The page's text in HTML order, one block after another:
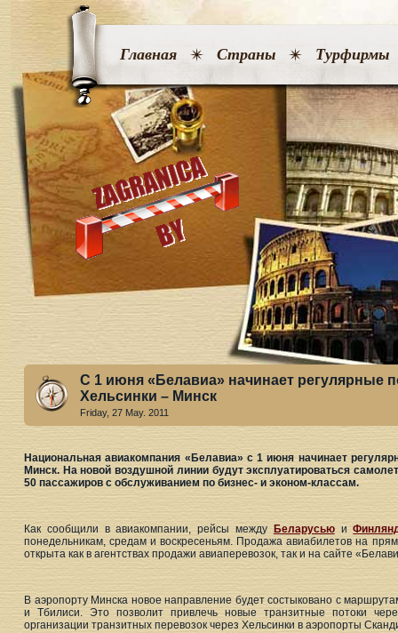
Главная Страны Турфирмы
C 1 июня «Белавиа» начинает регулярные
Хельсинки – Минск
Friday, 27 May. 2011
Национальная авиакомпания «Белавиа» с 1 июня начинает
Минск. На новой воздушной линии будут эксплуатироваться
50 пассажиров с обслуживанием по бизнес- и эконом-классам.
Как сообщили в авиакомпании, рейсы между Беларусьюи
понедельникам, средам и воскресеньям. Продажа авиабилетов на
открыта как в агентствах продажи авиаперевозок, так и на сайте
В аэропорту Минска новое направление будет состыковано с
и Тбилиси. Это позволит привлечь новые транзитные потоки
организации транзитных перевозок через Хельсинки в аэропорты